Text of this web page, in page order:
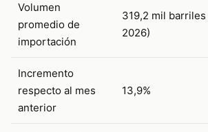
Volumen
promedio de
importación
319,2 mil
2026)
Incremento
respecto al mes
anterior
13,9%